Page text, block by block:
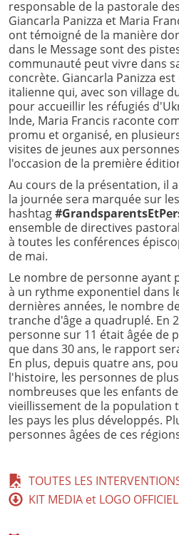
responsable de la pastorale
Giancarla Panizza et Maria
ont témoigné de la manière
dans le Message sont des
communauté peut vivre dans
concrète. Giancarla Panizza
italienne qui, avec son village
pour accueillir les réfugiés
Inde, Maria Francis raconte
promu et organisé, en
visites de jeunes aux
l'occasion de la première
Au cours de la présentation, il
la journée sera marquée sur
hashtag
ensemble de directives
à toutes les conférences
de mai.
Le nombre de personne ayant
à un rythme exponentiel dans
dernières années, le nombre
tranche d'âge a quadruplé. En
personne sur 11 était âgée de
que dans 30 ans, le rapport
En plus, depuis quatre ans,
l'histoire, les personnes de
nombreuses que les enfants
vieillissement de la population
les pays les plus développés.
personnes âgées de ces
TOUTES LES
KIT MEDIA et LOGO OFFICIEL